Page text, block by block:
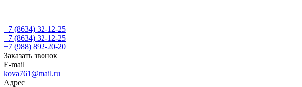
+7 (8634) 32-12-25
+7 (8634) 32-12-25
+7 (988) 892-20-20
Заказать звонок
E-mail
kova761@mail.ru
Адрес